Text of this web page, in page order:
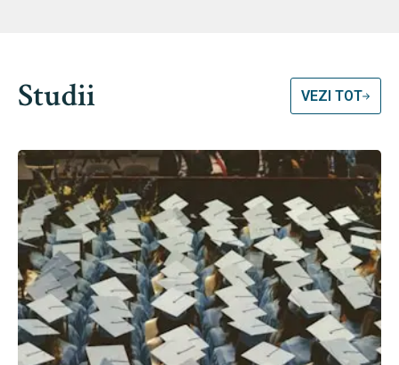
Studii VEZI TOT